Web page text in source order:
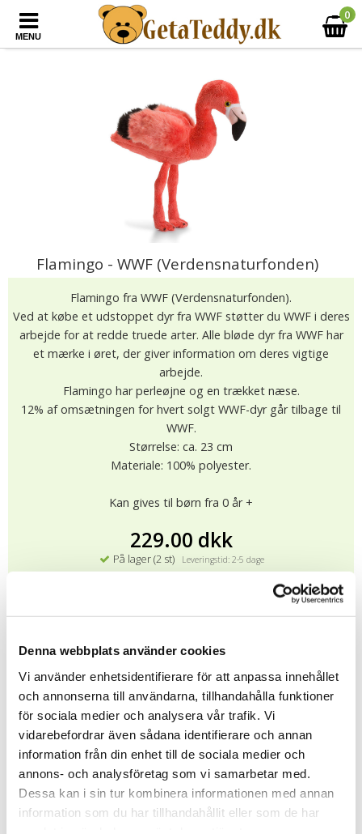
Denna webbplats använder cookies
Vi använder enhetsidentifierare för att anpassa innehållet
och annonserna till användarna, tillhandahålla funktioner
för sociala medier och analysera vår trafik. Vi
vidarebefordrar även sådana identifierare och annan
information från din enhet till de sociala medier och
annons- och analysföretag som vi samarbetar med.
Dessa kan i sin tur kombinera informationen med annan
information som du har tillhandahållit eller som de har
MENU
0
Flamingo - WWF (Verdensnaturfonden)
Flamingo fra WWF (Verdensnaturfonden).
Ved at købe et udstoppet dyr fra WWF støtter du WWF i deres
arbejde for at redde truede arter. Alle bløde dyr fra WWF har
et mærke i øret, der giver information om deres vigtige
arbejde.
Flamingo har perleøjne og en trækket næse.
12% af omsætningen for hvert solgt WWF-dyr går tilbage til
WWF.
Størrelse: ca. 23 cm
Materiale: 100% polyester.
Kan gives til børn fra 0 år +
229.00 dkk
På lager (2 st) Leveringstid: 2-5 dage
★★★★★
9604
Alle bløde dyr fra WWF er CE-mærket og testet i henhold til
EN71-standarden (EU-regler for legetøjssikkerhed), dvs. de
indeholder ingen farlige kemikalier, har holdbare detaljer og er
flammebestandige. Alle WWF-dyr kan gives til børn fra 0 år +
Fortælle
Find mere